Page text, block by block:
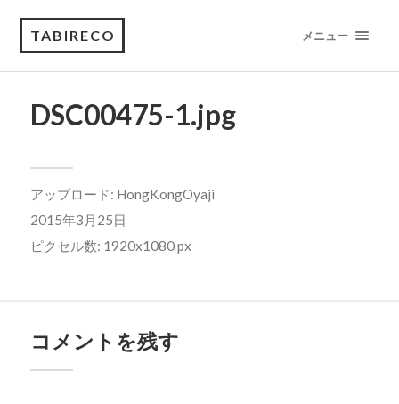
TABIRECO メニュー
DSC00475-1.jpg
アップロード: HongKongOyaji
2015年3月25日
ピクセル数: 1920x1080 px
コメントを残す